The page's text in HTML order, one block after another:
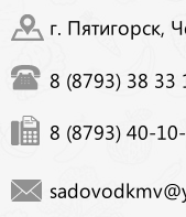
г. Пятигорск,
8 (8793) 38 33
8 (8793) 40-10-